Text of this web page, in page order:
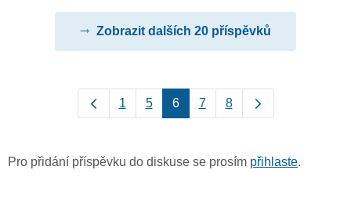
Zobrazit dalších 20 příspěvků
1 5 6 7 8
Pro přidání příspěvku do diskuse se prosím přihlaste.